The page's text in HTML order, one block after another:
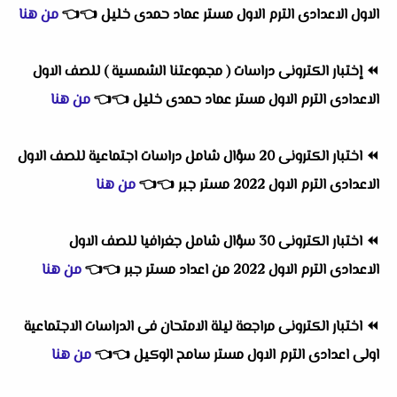
الاول الاعدادى الترم الاول مستر عماد حمدى خليل👈
👈من هنا
⏪إختبار الكترونى دراسات ( مجموعتنا الشمسية ) للصف الاول
الاعدادى الترم الاول مستر عماد حمدى خليل👈
👈من هنا
⏪
اختبار الكترونى 20 سؤال شامل دراسات اجتماعية للصف الاول
الاعدادى الترم الاول 2022 مستر جبر
👈
👈من هنا
⏪
اختبار الكترونى 30 سؤال شامل جغرافيا للصف الاول
الاعدادى الترم الاول 2022 من اعداد مستر جبر
👈
👈من هنا
⏪ اختبار الكترونى مراجعة ليلة الامتحان فى الدراسات الاجتماعية
اولى اعدادى الترم الاول مستر سامح الوكيل👈
👈من هنا